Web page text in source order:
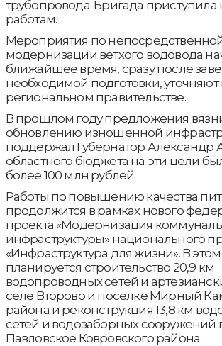
трубопровода. Бригада
работам.
Мероприятия по
модернизации ветхого водовода
ближайшее время, сразу после
необходимой подготовки, уточняют
региональном правительстве.
В прошлом году предложения
обновлению изношенной
поддержал Губернатор Александр
областного бюджета на эти цели
более 100 млн рублей.
Работы по повышению качества
продолжится в рамках нового
проекта «Модернизация
инфраструктуры» национального
«Инфраструктура для жизни». В этом
планируется строительство 20,9 км
водопроводных сетей и
селе Второво и поселке Мирный
района и реконструкция 13,8 км
сетей и водозаборных сооружений
Павловское Ковровского района.